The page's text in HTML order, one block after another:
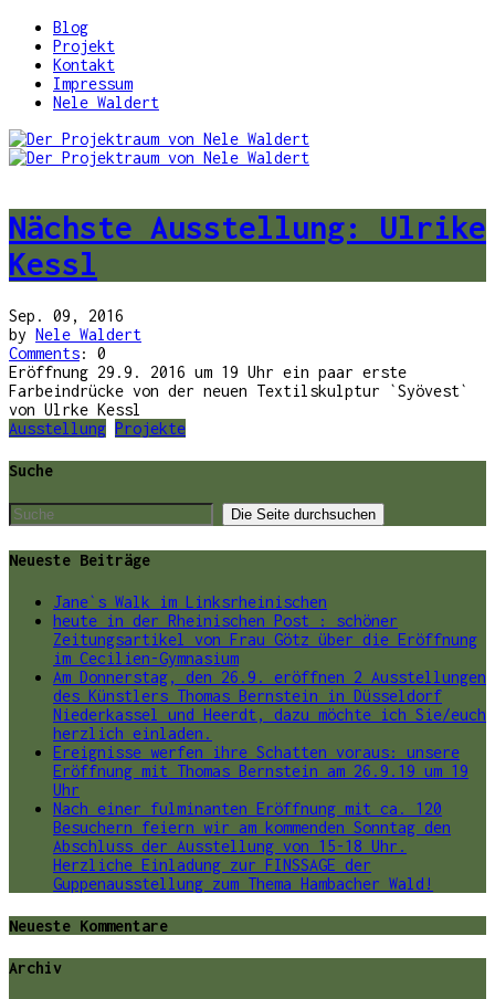
Blog
Projekt
Kontakt
Impressum
Nele Waldert
Nächste Ausstellung: Ulrike
Kessl
Sep. 09, 2016
by Nele Waldert
Comments: 0
Eröffnung 29.9. 2016 um 19 Uhr ein paar erste
Farbeindrücke von der neuen Textilskulptur `Syövest`
von Ulrke Kessl
Ausstellung Projekte
Suche
Neueste Beiträge
Jane`s Walk im Linksrheinischen
heute in der Rheinischen Post : schöner
Zeitungsartikel von Frau Götz über die Eröffnung
im Cecilien-Gymnasium
Am Donnerstag, den 26.9. eröffnen 2 Ausstellungen
des Künstlers Thomas Bernstein in Düsseldorf
Niederkassel und Heerdt, dazu möchte ich Sie/euch
herzlich einladen.
Ereignisse werfen ihre Schatten voraus: unsere
Eröffnung mit Thomas Bernstein am 26.9.19 um 19
Uhr
Nach einer fulminanten Eröffnung mit ca. 120
Besuchern feiern wir am kommenden Sonntag den
Abschluss der Ausstellung von 15-18 Uhr.
Herzliche Einladung zur FINSSAGE der
Guppenausstellung zum Thema Hambacher Wald!
Neueste Kommentare
Archiv